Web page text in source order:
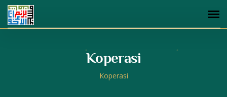
Koperasi
Koperasi